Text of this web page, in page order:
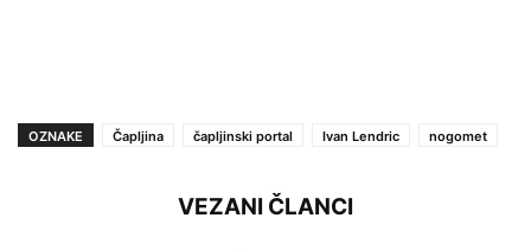
OZNAKE Čapljina čapljinski portal Ivan Lendric nogomet
VEZANI ČLANCI